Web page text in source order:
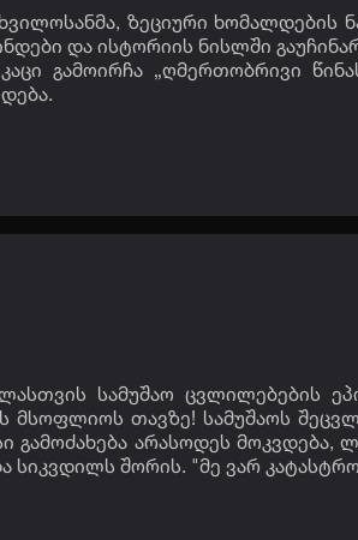
ზეციური ხომალდების
და ისტორიის ნისლში
გამოირჩა „ღმერთობრივი
სამუშაო ცვლილებების
მსოფლიოს თავზე! სამუშაოს
არასოდეს მოკვდება,
სიკვდილს შორის. "მე ვარ